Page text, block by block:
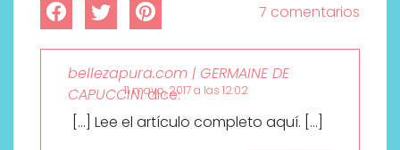
7 comentarios
bellezapura.com | GERMAINE DE
CAPUCCINIdice:
11 mayo, 2017 a las 12:02
[…] Lee el artículo completo aquí. […]